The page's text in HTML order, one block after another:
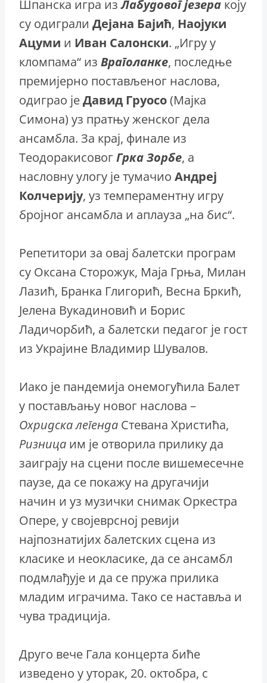
Шпанска игра изЛабудовогјезера коју
су одиграли Дејана Бајић, Наојуки
Ацуми и Иван Салонски. „Игру у
кломпама“ из Враголанке, последње
премијерно постављеног наслова,
одиграо јеДавид Груосо(Мајка
Симона) уз пратњу женског дела
ансамбла. За крај, финале из
ТеодоракисовогГркаЗорбе, а
насловну улогу је тумачио Андреј
Колчерију, уз темпераментну игру
бројног ансамбла и аплауза „на бис“.
Репетитори за овај балетски програм
су Оксана Сторожук, Маја Грња, Милан
Лазић, Бранка Глигорић, Весна Бркић,
Јелена Вукадиновић и Борис
Ладичорбић, а балетски педагог је гост
из Украјине Владимир Шувалов.
Иако је пандемија онемогућила Балет
у постављању новог наслова –
Охридскалегенда Стевана Христића,
Ризница им је отворила прилику да
заиграју на сцени после вишемесечне
паузе, да се покажу на другачији
начин и уз музички снимак Оркестра
Опере, у својеврсној ревији
најпознатијих балетских сцена из
класике и неокласике, да се ансамбл
подмлађује и да се пружа прилика
младим играчима. Тако се наставља и
чува традиција.
Друго вече Гала концерта биће
изведено у уторак, 20. октобра, с